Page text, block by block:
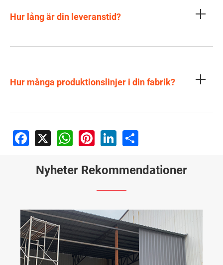
Hur lång är din leveranstid?
Hur många produktionslinjer i din fabrik?
Facebook
X WhatsAppPinterestLinkedInShare
Nyheter Rekommendationer